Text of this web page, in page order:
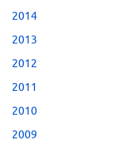
2014
2013
2012
2011
2010
2009